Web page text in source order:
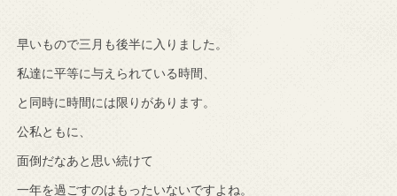
早いもので三月も後半に入りました。
私達に平等に与えられている時間、
と同時に時間には限りがあります。
公私ともに、
面倒だなあと思い続けて
一年を過ごすのはもったいないですよね。